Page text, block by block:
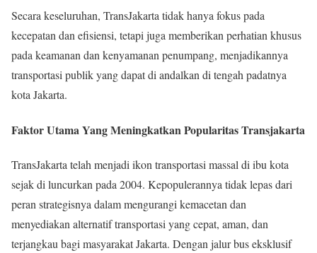
Secara keseluruhan, TransJakarta tidak hanya fokus pada
kecepatan dan efisiensi, tetapi juga memberikan perhatian khusus
pada keamanan dan kenyamanan penumpang, menjadikannya
transportasi publik yang dapat di andalkan di tengah padatnya
kota Jakarta.
Faktor Utama Yang Meningkatkan Popularitas Transjakarta
TransJakarta telah menjadi ikon transportasi massal di ibu kota
sejak di luncurkan pada 2004. Kepopulerannya tidak lepas dari
peran strategisnya dalam mengurangi kemacetan dan
menyediakan alternatif transportasi yang cepat, aman, dan
terjangkau bagi masyarakat Jakarta. Dengan jalur bus eksklusif